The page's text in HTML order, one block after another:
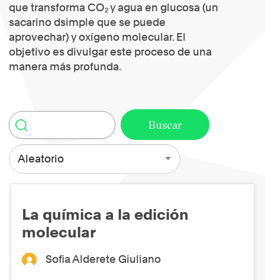
que transforma CO₂ y agua en glucosa (un
sacarino dsimple que se puede
aprovechar) y oxígeno molecular. El
objetivo es divulgar este proceso de una
manera más profunda.
Aleatorio
La química a la edición
molecular
Sofia Alderete Giuliano